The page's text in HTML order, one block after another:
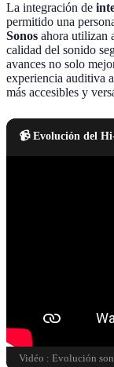
La integración de
permitido una
Sonos ahora utilizan
calidad del sonido
avances no solo
experiencia auditiva
más accesibles y
📹 Evolución del
Vidéo : Evolución